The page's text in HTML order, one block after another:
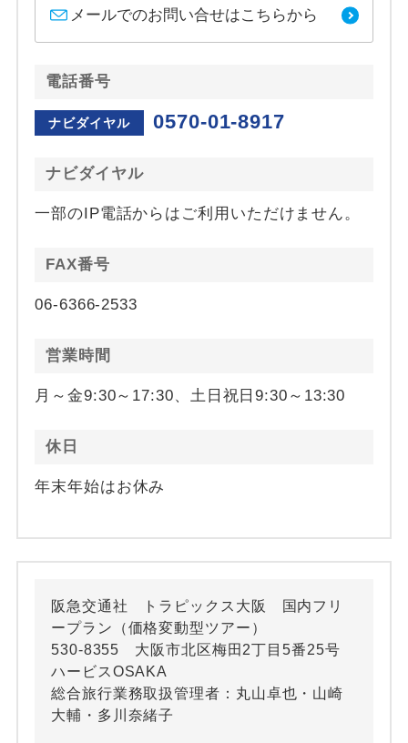
メールでのお問い合せはこちらから
電話番号
ナビダイヤル 0570-01-8917
ナビダイヤル
一部のIP電話からはご利用いただけません。
FAX番号
06-6366-2533
営業時間
月～金9:30～17:30、土日祝日9:30～13:30
休日
年末年始はお休み
阪急交通社 トラピックス大阪 国内フリ
ープラン（価格変動型ツアー）
530-8355 大阪市北区梅田2丁目5番25号
ハービスOSAKA
総合旅行業務取扱管理者：丸山卓也・山崎
大輔・多川奈緒子